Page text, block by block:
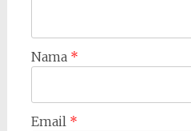
Nama *
Email *